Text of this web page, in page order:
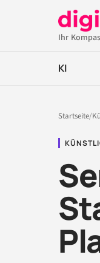
Ihr
KI
Startseite/